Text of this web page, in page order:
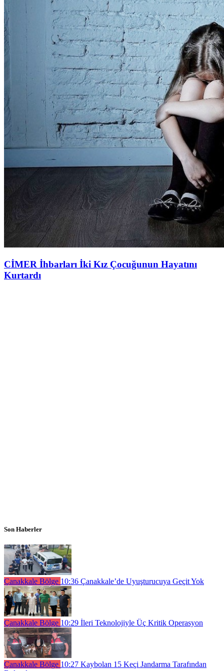
CİMER İhbarları İki Kız Çocuğunun Hayatını
Kurtardı
Son Haberler
Çanakkale Bölge 10:36 Çanakkale’de Uyuşturucuya Geçit Yok
Çanakkale Bölge 10:29 İleri Teknolojiyle Üç Kritik Operasyon
Çanakkale Bölge 10:27 Kaybolan 15 Keçi Jandarma Tarafından